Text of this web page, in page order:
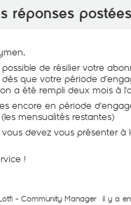
réponses postées
possible de résilier votre
dès que votre période
a été rempli deux mois à
encore en période
mensualités restantes)
vous devez vous présenter
!
- Community Manager il y a